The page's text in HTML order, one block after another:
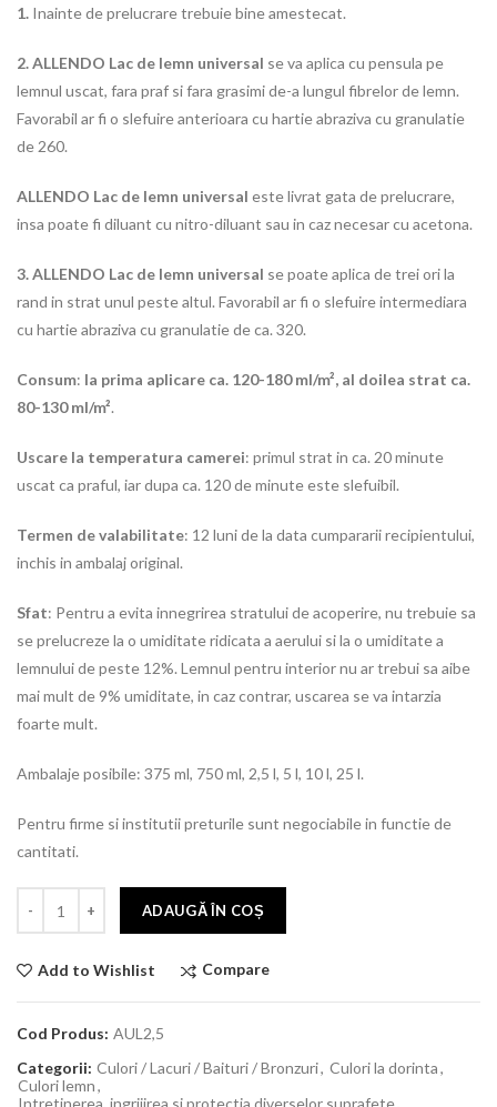
1. Inainte de prelucrare trebuie bine amestecat.
2.ALLENDO Lac de lemn universal se va aplica cu pensula pe
lemnul uscat, fara praf si fara grasimi de-a lungul fibrelor de lemn.
Favorabil ar fi o slefuire anterioara cu hartie abraziva cu granulatie
de 260.
ALLENDO Lac de lemn universal este livrat gata de prelucrare,
insa poate fi diluant cu nitro-diluant sau in caz necesar cu acetona.
3.ALLENDO Lac de lemn universal se poate aplica de trei ori la
rand in strat unul peste altul. Favorabil ar fi o slefuire intermediara
cu hartie abraziva cu granulatie de ca. 320.
Consum: la prima aplicare ca. 120-180 ml/m², al doilea strat ca.
80-130 ml/m².
Uscare la temperatura camerei: primul strat in ca. 20 minute
uscat ca praful, iar dupa ca. 120 de minute este slefuibil.
Termen de valabilitate: 12 luni de la data cumpararii recipientului,
inchis in ambalaj original.
Sfat: Pentru a evita innegrirea stratului de acoperire, nu trebuie sa
se prelucreze la o umiditate ridicata a aerului si la o umiditate a
lemnului de peste 12%. Lemnul pentru interior nu ar trebui sa aibe
mai mult de 9% umiditate, in caz contrar, uscarea se va intarzia
foarte mult.
Ambalaje posibile: 375 ml, 750 ml, 2,5 l, 5 l, 10 l, 25 l.
Pentru firme si institutii preturile sunt negociabile in functie de
cantitati.
ADAUGĂ ÎN COȘ
Add to Wishlist Compare
Cod Produs: AUL2,5
Categorii: Culori / Lacuri / Baituri / Bronzuri, Culori la dorinta,
Culori lemn,
Intretinerea, ingrijirea si protectia diverselor suprafete,